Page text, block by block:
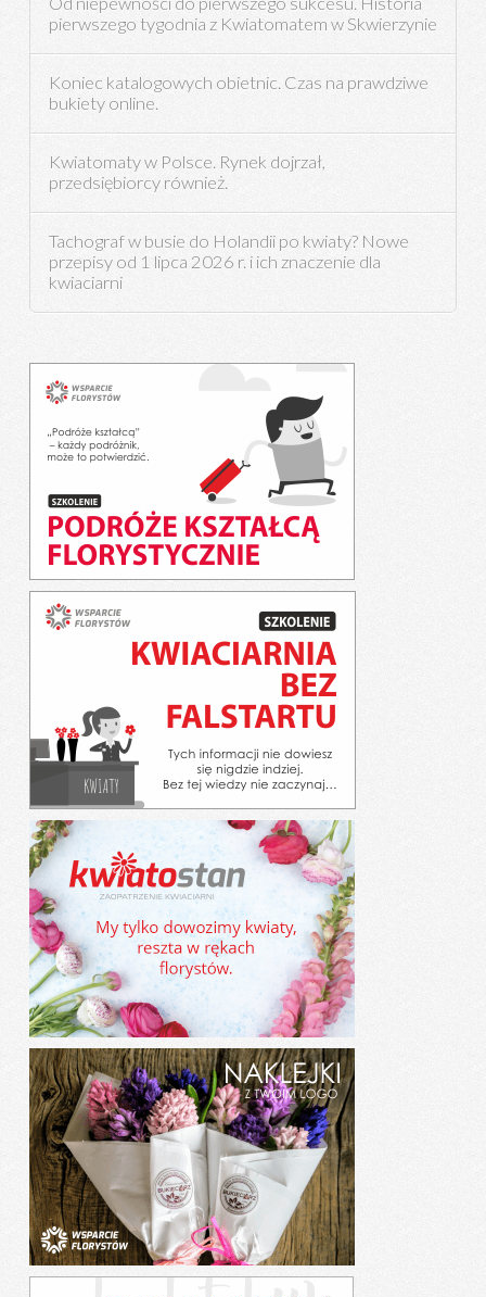
pierwszego tygodnia z Kwiatomatem w Skwierzynie
Koniec katalogowych obietnic. Czas na prawdziwe
bukiety online.
Kwiatomaty w Polsce. Rynek dojrzał,
przedsiębiorcy również.
Tachograf w busie do Holandii po kwiaty? Nowe
przepisy od 1 lipca 2026 r. i ich znaczenie dla
kwiaciarni